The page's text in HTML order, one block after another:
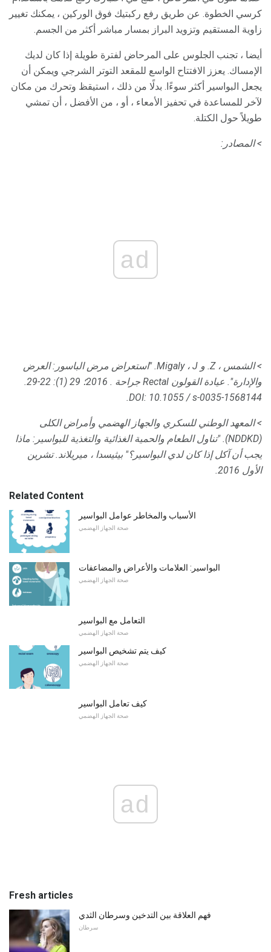
كرسي الخطوة. عن طريق رفع ركبتيك فوق الوركين ، يمكنك تغيير
زاوية المستقيم وتزويد البراز بمسار مباشر أكثر من الجسم.
أيضا ، تجنب الجلوس على المرحاض لفترة طويلة إذا كان لديك
الإمساك. يعزز الافتتاح الواسع للمقعد التوتر الشرجي ويمكن أن
يجعل البواسير أكثر سوءًا. بدلًا من ذلك ، استيقظ وتحرك من مكان
لآخر للمساعدة في تحفيز الأمعاء ، أو ، من الأفضل ، أن تمشي
طويلاً حول الكتلة.
> المصادر:
ad
> الشمس ، Z. و Migaly ، J. "استعراض مرض الباسور: العرض
والإدارة". عيادة القولون Rectal جراحة
. 2016؛ 29 (1): 22-29.
DOI: 10.1055 / s-0035-1568144.
> المعهد الوطني للسكري والجهاز الهضمي وأمراض الكلى
(NDDKD).
"تناول الطعام والحمية الغذائية والتغذية للبواسير: ماذا
يجب أن آكل إذا كان لدي البواسير؟" بيثيسدا ، ميريلاند. تشرين
الأول 2016.
Related Content
الأسباب والمخاطر عوامل البواسير
صحة الجهاز الهضمي
البواسير: العلامات والأعراض والمضاعفات
صحة الجهاز الهضمي
التعامل مع البواسير
صحة الجهاز الهضمي
كيف يتم تشخيص البواسير
صحة الجهاز الهضمي
كيف تعامل البواسير
صحة الجهاز الهضمي
ad
Fresh articles
فهم العلاقة بين التدخين وسرطان الثدي
سرطان